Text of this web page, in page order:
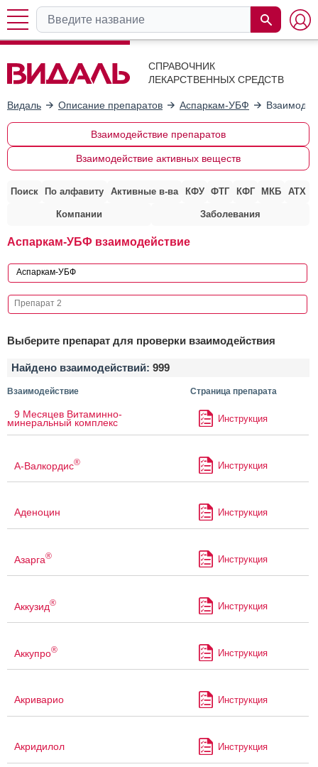
СПРАВОЧНИК
ЛЕКАРСТВЕННЫХ СРЕДСТВ
Видаль Описание препаратов Аспаркам-УБФ
Взаимодействие препаратов
Взаимодействие активных веществ
Поиск По алфавиту Активные в-ва КФУ ФТГ КФГ МКБ АТХ
Компании Заболевания
Аспаркам-УБФ взаимодействие
Выберите препарат для проверки взаимодействия
Найдено взаимодействий: 999
Взаимодействие Страница препарата
9 Месяцев Витаминно-
минеральный комплекс Инструкция
А-Валкордис® Инструкция
Аденоцин Инструкция
Азарга® Инструкция
Аккузид® Инструкция
Аккупро® Инструкция
Акриварио Инструкция
Акридилол Инструкция